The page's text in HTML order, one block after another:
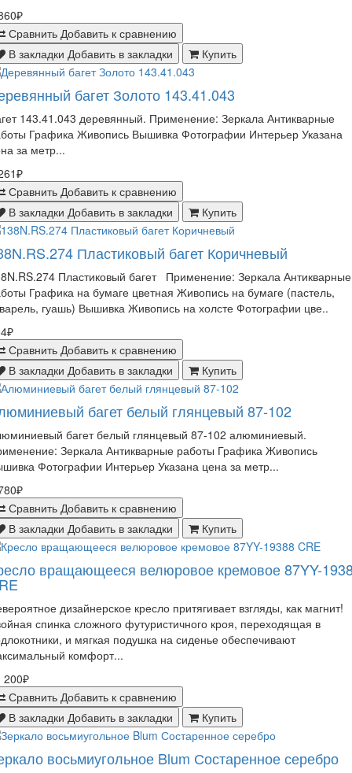
Сравнить Добавить к сравнению
В закладки Добавить в закладки Купить
багет Золото 143.41.043
143.41.043 деревянный. Применение: Зеркала Антикварные
Графика Живопись Вышивка Фотографии Интерьер Указана
за метр...
Сравнить Добавить к сравнению
В закладки Добавить в закладки Купить
Пластиковый багет Коричневый
Пластиковый багет Применение: Зеркала Антикварные
Графика на бумаге цветная Живопись на бумаге (пастель,
гуашь) Вышивка Живопись на холсте Фотографии цве..
Сравнить Добавить к сравнению
В закладки Добавить в закладки Купить
багет белый глянцевый 87-102
багет белый глянцевый 87-102 алюминиевый.
Зеркала Антикварные работы Графика Живопись
Фотографии Интерьер Указана цена за метр...
Сравнить Добавить к сравнению
В закладки Добавить в закладки Купить
вращающееся велюровое кремовое 87YY-
дизайнерское кресло притягивает взгляды, как магнит!
спинка сложного футуристичного кроя, переходящая в
и мягкая подушка на сиденье обеспечивают
комфорт...
200₽
Сравнить Добавить к сравнению
В закладки Добавить в закладки Купить
восьмиугольное Blum Состаренное серебро